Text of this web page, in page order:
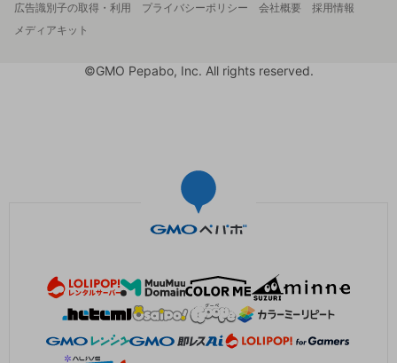
広告識別子の取得・利用
プライバシーポリシー 会社概要
採用情報
メディアキット
©GMO Pepabo, Inc. All rights reserved.